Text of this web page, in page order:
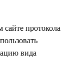
протокола
вида